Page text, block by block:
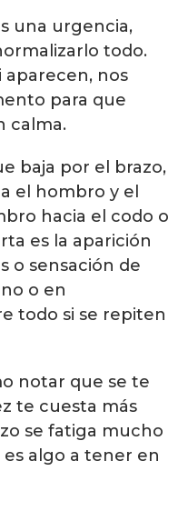
una urgencia,
todo.
aparecen, nos
para que
calma.
baja por el brazo,
el hombro y el
hacia el codo o
es la aparición
o sensación de
o en
todo si se repiten
notar que se te
te cuesta más
se fatiga mucho
algo a tener en